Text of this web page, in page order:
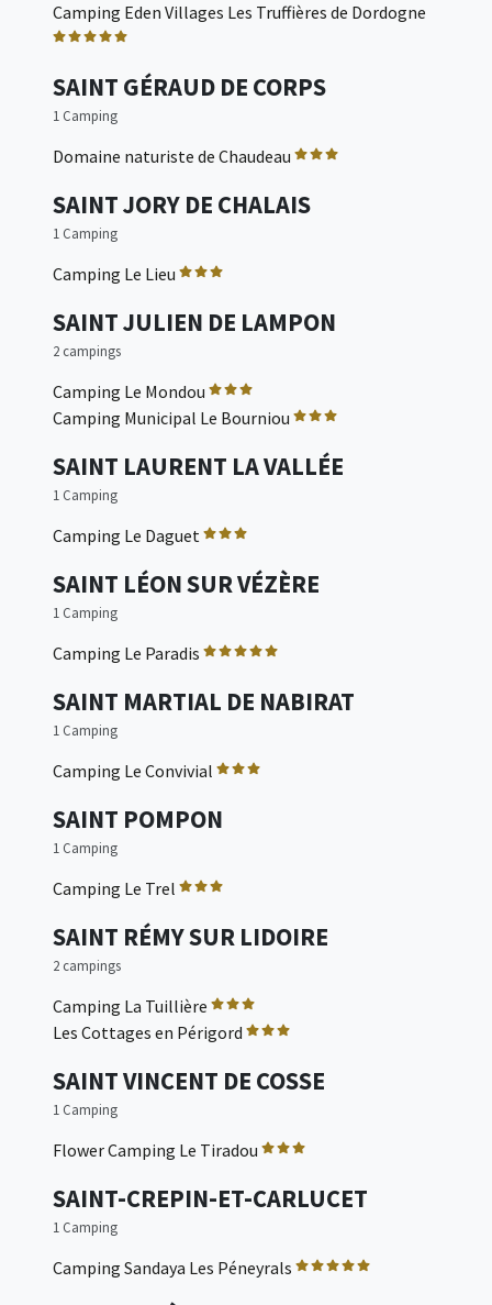
Camping Eden Villages Les Truffières de Dordogne
SAINT GÉRAUD DE CORPS
1 Camping
Domaine naturiste de Chaudeau
SAINT JORY DE CHALAIS
1 Camping
Camping Le Lieu
SAINT JULIEN DE LAMPON
2 campings
Camping Le Mondou
Camping Municipal Le Bourniou
SAINT LAURENT LA VALLÉE
1 Camping
Camping Le Daguet
SAINT LÉON SUR VÉZÈRE
1 Camping
Camping Le Paradis
SAINT MARTIAL DE NABIRAT
1 Camping
Camping Le Convivial
SAINT POMPON
1 Camping
Camping Le Trel
SAINT RÉMY SUR LIDOIRE
2 campings
Camping La Tuillière
Les Cottages en Périgord
SAINT VINCENT DE COSSE
1 Camping
Flower Camping Le Tiradou
SAINT-CREPIN-ET-CARLUCET
1 Camping
Camping Sandaya Les Péneyrals